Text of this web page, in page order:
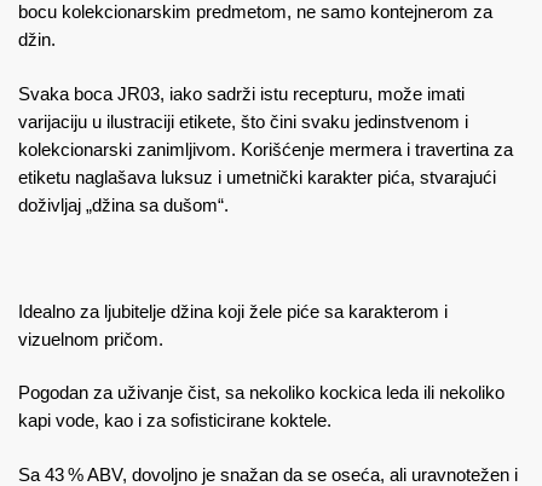
bocu kolekcionarskim predmetom, ne samo kontejnerom za
džin.
Svaka boca JR03, iako sadrži istu recepturu, može imati
varijaciju u ilustraciji etikete, što čini svaku jedinstvenom i
kolekcionarski zanimljivom. Korišćenje mermera i travertina za
etiketu naglašava luksuz i umetnički karakter pića, stvarajući
doživljaj „džina sa dušom“.
Idealno za ljubitelje džina koji žele piće sa karakterom i
vizuelnom pričom.
Pogodan za uživanje čist, sa nekoliko kockica leda ili nekoliko
kapi vode, kao i za sofisticirane koktele.
Sa 43 % ABV, dovoljno je snažan da se oseća, ali uravnotežen i